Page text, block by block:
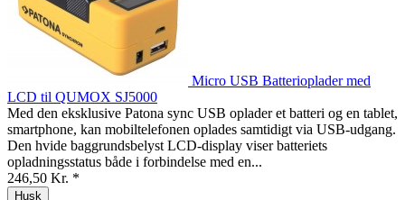
Micro USB Batterioplader med
LCD til QUMOX SJ5000
Med den eksklusive Patona sync USB oplader et batteri og en tablet,
smartphone, kan mobiltelefonen oplades samtidigt via USB-udgang.
Den hvide baggrundsbelyst LCD-display viser batteriets
opladningsstatus både i forbindelse med en...
246,50 Kr. *
Husk